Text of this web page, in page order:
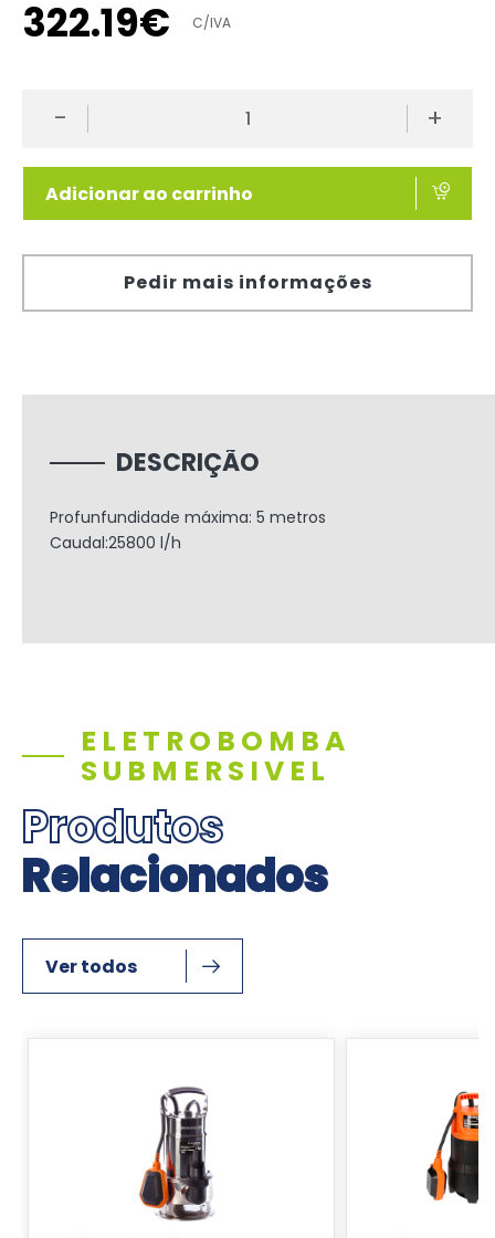
322.19€ C/IVA
- +
Adicionar ao carrinho
Pedir mais informações
DESCRIÇÃO
Profunfundidade máxima: 5 metros
Caudal:25800 l/h
ELETROBOMBA
SUBMERSIVEL
Produtos
Relacionados
Ver todos